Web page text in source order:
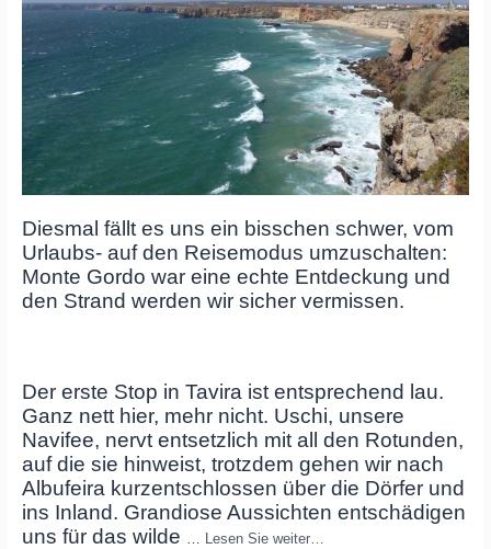
Diesmal fällt es uns ein bisschen schwer, vom
Urlaubs- auf den Reisemodus umzuschalten:
Monte Gordo war eine echte Entdeckung und
den Strand werden wir sicher vermissen.
Der erste Stop in Tavira ist entsprechend lau.
Ganz nett hier, mehr nicht. Uschi, unsere
Navifee, nervt entsetzlich mit all den Rotunden,
auf die sie hinweist, trotzdem gehen wir nach
Albufeira kurzentschlossen über die Dörfer und
ins Inland. Grandiose Aussichten entschädigen
uns für das wilde
Lesen Sie weiter…